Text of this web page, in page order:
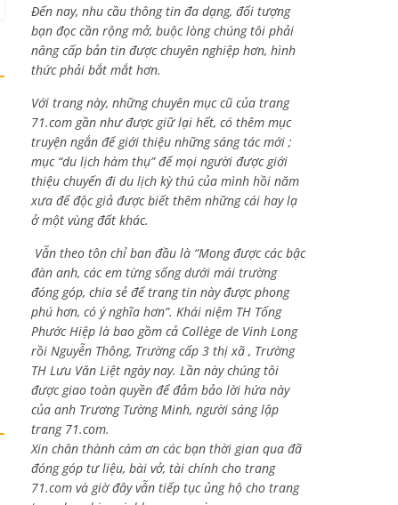
Đến nay, nhu cầu thông tin đa dạng, đối tượng
bạn đọc cần rộng mở, buộc lòng chúng tôi phải
nâng cấp bản tin được chuyên nghiệp hơn, hình
thức phải bắt mắt hơn.
Với trang này, những chuyên mục cũ của trang
71.com gần như được giữ lại hết, có thêm mục
truyện ngắn để giới thiệu những sáng tác mới ;
mục “du lịch hàm thụ” để mọi người được giới
thiệu chuyến đi du lịch kỳ thú của mình hồi năm
xưa để độc giả được biết thêm những cái hay lạ
ở một vùng đất khác.
Vẫn theo tôn chỉ ban đầu là “Mong được các bậc
đàn anh, các em từng sống dưới mái trường
đóng góp, chia sẻ để trang tin này được phong
phú hơn, có ý nghĩa hơn”. Khái niệm TH Tống
Phước Hiệp là bao gồm cả Collège de Vinh Long
rồi Nguyễn Thông, Trường cấp 3 thị xã , Trường
TH Lưu Văn Liệt ngày nay. Lần này chúng tôi
được giao toàn quyền để đảm bảo lời hứa này
của anh Trương Tường Minh, người sáng lập
trang 71.com.
Xin chân thành cám ơn các bạn thời gian qua đã
đóng góp tư liệu, bài vở, tài chính cho trang
71.com và giờ đây vẫn tiếp tục ủng hộ cho trang